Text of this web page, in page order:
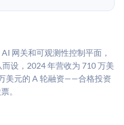
以反映流动性不足和信
议，可能与实际交易价
网关和可观测性控制平面，
设，2024 年营收为 710 万美
美元的 A 轮融资——合格投资
。